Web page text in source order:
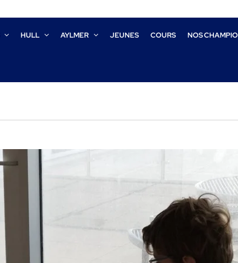
HULL AYLMER JEUNES COURS NOS